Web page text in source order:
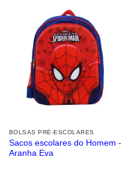
BOLSAS PRÉ-ESCOLARES
Sacos escolares do Homem -
Aranha Eva